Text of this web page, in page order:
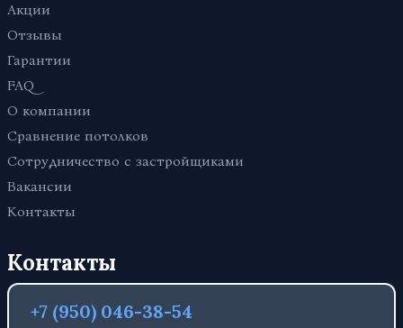
Акции
Отзывы
Гарантии
FAQ
О компании
Сравнение потолков
Сотрудничество с застройщиками
Вакансии
Контакты
Контакты
+7 (950) 046-38-54